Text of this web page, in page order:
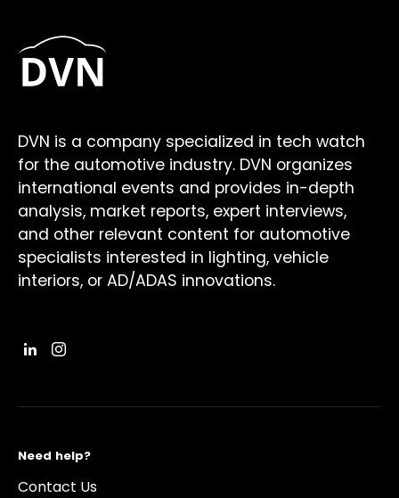
DVN is a company specialized in tech watch
for the automotive industry. DVN organizes
international events and provides in-depth
analysis, market reports, expert interviews,
and other relevant content for automotive
specialists interested in lighting, vehicle
interiors, or AD/ADAS innovations.
Need help?
Contact Us